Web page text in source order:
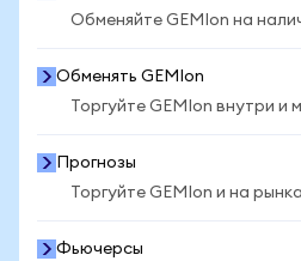
Обменяйте GEMIon на
Обменять GEMIon
Торгуйте GEMIon внутри
Прогнозы
Торгуйте GEMIon и на
Фьючерсы